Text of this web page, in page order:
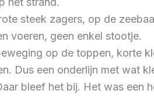
steek zagers, op de
voeren, geen enkel stootje.
op de toppen, korte
Dus een onderlijn met wat
bleef het bij. Het was een